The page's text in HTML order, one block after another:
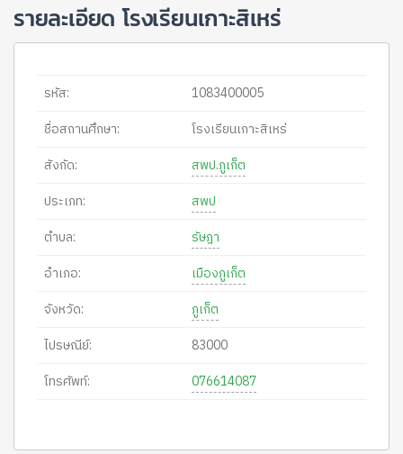
รายละเอียด โรงเรียนเกาะสิเหร่
รหัส:
1083400005
ชื่อสถานศึกษา:
โรงเรียนเกาะสิเหร่
สังกัด:
สพป.ภูเก็ต
ประเภท:
สพป
ตำบล:
รัษฎา
อำเภอ:
เมืองภูเก็ต
จังหวัด:
ภูเก็ต
ไปรษณีย์:
83000
โทรศัพท์:
076614087